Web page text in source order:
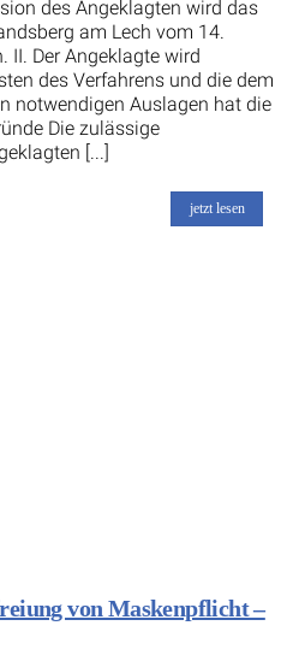
des Angeklagten wird das
am Lech vom 14.
II. Der Angeklagte wird
des Verfahrens und die dem
notwendigen Auslagen hat die
Die zulässige
[...]
jetzt lesen
von Maskenpflicht –